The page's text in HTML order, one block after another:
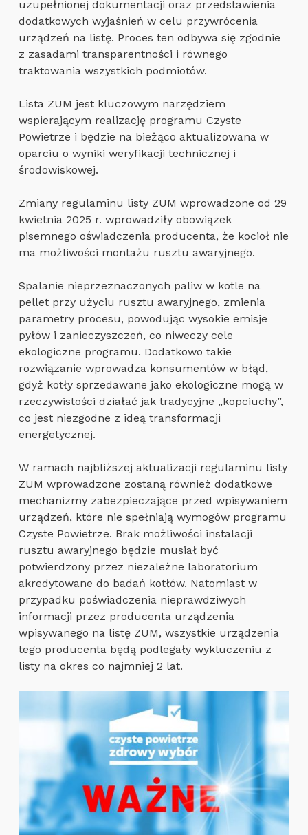
uzupełnionej dokumentacji oraz przedstawienia
dodatkowych wyjaśnień w celu przywrócenia
urządzeń na listę. Proces ten odbywa się zgodnie
z zasadami transparentności i równego
traktowania wszystkich podmiotów.
Lista ZUM jest kluczowym narzędziem
wspierającym realizację programu Czyste
Powietrze i będzie na bieżąco aktualizowana w
oparciu o wyniki weryfikacji technicznej i
środowiskowej.
Zmiany regulaminu listy ZUM wprowadzone od 29
kwietnia 2025 r. wprowadziły obowiązek
pisemnego oświadczenia producenta, że kocioł nie
ma możliwości montażu rusztu awaryjnego.
Spalanie nieprzeznaczonych paliw w kotle na
pellet przy użyciu rusztu awaryjnego, zmienia
parametry procesu, powodując wysokie emisje
pyłów i zanieczyszczeń, co niweczy cele
ekologiczne programu. Dodatkowo takie
rozwiązanie wprowadza konsumentów w błąd,
gdyż kotły sprzedawane jako ekologiczne mogą w
rzeczywistości działać jak tradycyjne „kopciuchy”,
co jest niezgodne z ideą transformacji
energetycznej.
W ramach najbliższej aktualizacji regulaminu listy
ZUM wprowadzone zostaną również dodatkowe
mechanizmy zabezpieczające przed wpisywaniem
urządzeń, które nie spełniają wymogów programu
Czyste Powietrze. Brak możliwości instalacji
rusztu awaryjnego będzie musiał być
potwierdzony przez niezależne laboratorium
akredytowane do badań kotłów. Natomiast w
przypadku poświadczenia nieprawdziwych
informacji przez producenta urządzenia
wpisywanego na listę ZUM, wszystkie urządzenia
tego producenta będą podlegały wykluczeniu z
listy na okres co najmniej 2 lat.